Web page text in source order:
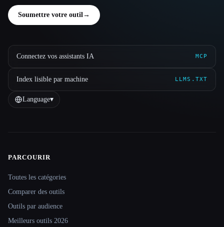
Soumettre votre outil→
Connectez vos assistants IA MCP
Index lisible par machine LLMS.TXT
Language▾
Site navigation
PARCOURIR
Toutes les catégories
Comparer des outils
Outils par audience
Meilleurs outils 2026